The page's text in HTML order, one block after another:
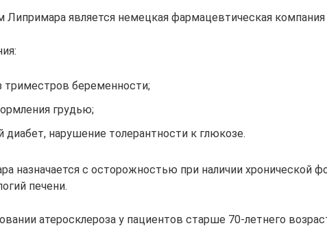
Липримара является немецкая фармацевтическая
триместров беременности;
грудью;
диабет, нарушение толерантности к глюкозе.
назначается с осторожностью при наличии хронической
печени.
атеросклероза у пациентов старше 70-летнего